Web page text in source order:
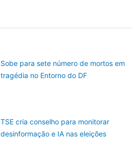
Sobe para sete número de mortos em
tragédia no Entorno do DF
TSE cria conselho para monitorar
desinformação e IA nas eleições